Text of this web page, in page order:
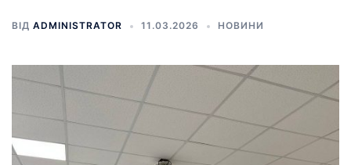
ВІД ADMINISTRATOR 11.03.2026 НОВИНИ